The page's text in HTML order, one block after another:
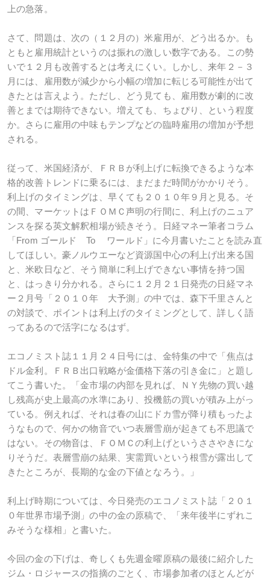
上の急落。
さて、問題は、次の（１２月の）米雇用が、どう出るか。も
ともと雇用統計というのは振れの激しい数字である。この勢
いで１２月も改善するとは考えにくい。しかし、来年２－３
月には、雇用数が減少から小幅の増加に転じる可能性が出て
きたとは言えよう。ただし、どう見ても、雇用数が劇的に改
善とまでは期待できない。増えても、ちょぴり、という程度
か。さらに雇用の中味もテンプなどの臨時雇用の増加が予想
される。
従って、米国経済が、ＦＲＢが利上げに転換できるような本
格的改善トレンドに乗るには、まだまだ時間がかかりそう。
利上げのタイミングは、早くても２０１０年９月と見る。そ
の間、マーケットはＦＯＭＣ声明の行間に、利上げのニュア
ンスを探る英文解釈相場が続きそう。日経マネー筆者コラム
「From ゴールド To ワールド」に今月書いたことを読み直
してほしい。豪ノルウエーなど資源国中心の利上げ出来る国
と、米欧日など、そう簡単に利上げできない事情を持つ国
と、はっきり分かれる。さらに１２月２１日発売の日経マネ
ー２月号「２０１０年 大予測」の中では、森下千里さんと
の対談で、ポイントは利上げのタイミングとして、詳しく語
ってあるので活字になるはず。
エコノミスト誌１１月２４日号には、金特集の中で「焦点は
ドル金利。ＦＲＢ出口戦略が金価格下落の引き金に」と題し
てこう書いた。「金市場の内部を見れば、ＮＹ先物の買い越
し残高が史上最高の水準にあり、投機筋の買いが積み上がっ
ている。例えれば、それは春の山にドカ雪が降り積もったよ
うなもので、何かの物音でいつ表層雪崩が起きても不思議で
はない。その物音は、ＦＯＭＣの利上げというささやきにな
りそうだ。表層雪崩の結果、実需買いという根雪が露出して
きたところが、長期的な金の下値となろう。」
利上げ時期については、今日発売のエコノミスト誌「２０１
０年世界市場予測」の中の金の原稿で、「来年後半にずれこ
みそうな様相」と書いた。
今回の金の下げは、奇しくも先週金曜原稿の最後に紹介した
ジム・ロジャースの指摘のごとく、市場参加者のほとんどが